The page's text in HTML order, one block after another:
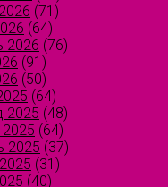
(71)
(64)
2026 (76)
(91)
(50)
(64)
2025 (48)
(64)
2025 (37)
(31)
(40)